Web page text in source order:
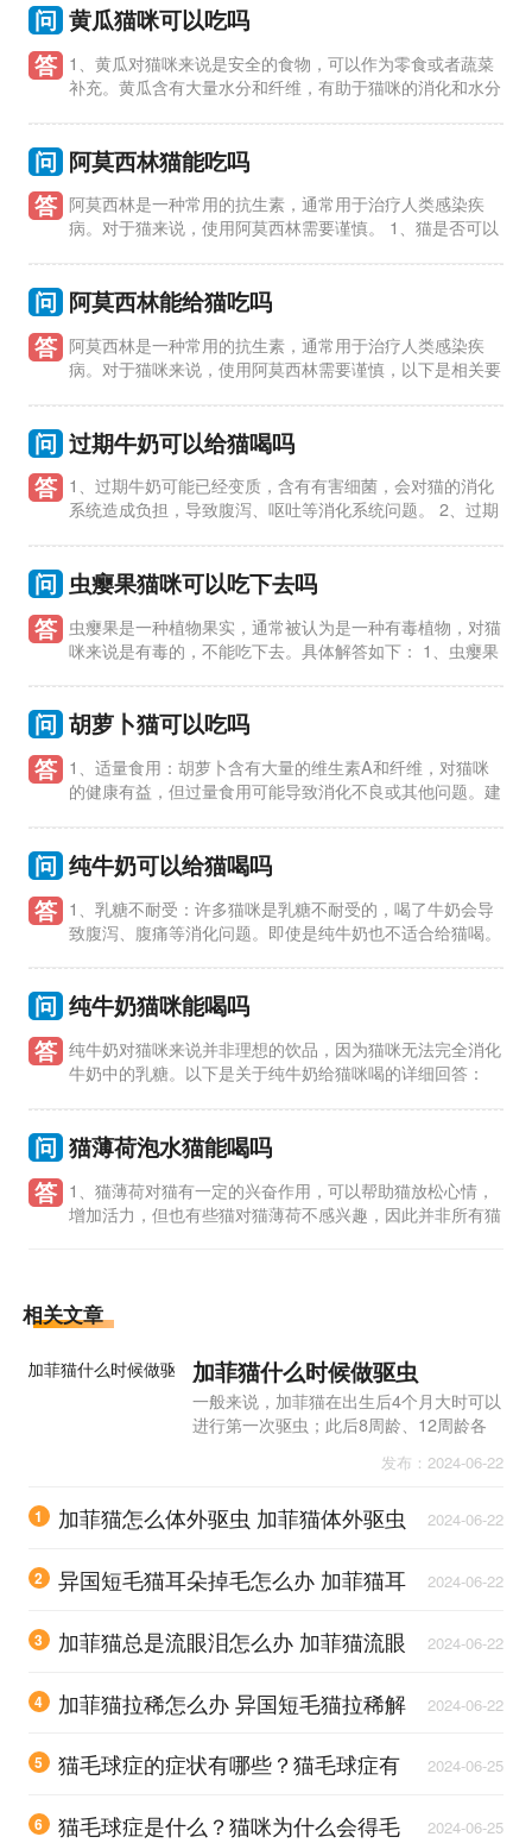
问 黄瓜猫咪可以吃吗
答 1、黄瓜对猫咪来说是安全的食物，可以作为零食或者蔬菜
补充。黄瓜含有大量水分和纤维，有助于猫咪的消化和水分
问 阿莫西林猫能吃吗
答 阿莫西林是一种常用的抗生素，通常用于治疗人类感染疾
病。对于猫来说，使用阿莫西林需要谨慎。 1、猫是否可以
问 阿莫西林能给猫吃吗
答 阿莫西林是一种常用的抗生素，通常用于治疗人类感染疾
病。对于猫咪来说，使用阿莫西林需要谨慎，以下是相关要
问 过期牛奶可以给猫喝吗
答 1、过期牛奶可能已经变质，含有有害细菌，会对猫的消化
系统造成负担，导致腹泻、呕吐等消化系统问题。 2、过期
问 虫瘿果猫咪可以吃下去吗
答 虫瘿果是一种植物果实，通常被认为是一种有毒植物，对猫
咪来说是有毒的，不能吃下去。具体解答如下： 1、虫瘿果
问 胡萝卜猫可以吃吗
答 1、适量食用：胡萝卜含有大量的维生素A和纤维，对猫咪
的健康有益，但过量食用可能导致消化不良或其他问题。建
问 纯牛奶可以给猫喝吗
答 1、乳糖不耐受：许多猫咪是乳糖不耐受的，喝了牛奶会导
致腹泻、腹痛等消化问题。即使是纯牛奶也不适合给猫喝。
问 纯牛奶猫咪能喝吗
答 纯牛奶对猫咪来说并非理想的饮品，因为猫咪无法完全消化
牛奶中的乳糖。以下是关于纯牛奶给猫咪喝的详细回答：
问 猫薄荷泡水猫能喝吗
答 1、猫薄荷对猫有一定的兴奋作用，可以帮助猫放松心情，
增加活力，但也有些猫对猫薄荷不感兴趣，因此并非所有猫
相关文章
加菲猫什么时候做驱虫
一般来说，加菲猫在出生后4个月大时可以
进行第一次驱虫；此后8周龄、12周龄各
虫一次；驱虫前要给猫咪检查身体，保证
发布：2024-06-22
1
加菲猫怎么体外驱虫 加菲猫体外驱虫
2024-06-22
2
异国短毛猫耳朵掉毛怎么办 加菲猫耳
2024-06-22
3
加菲猫总是流眼泪怎么办 加菲猫流眼
2024-06-22
4
加菲猫拉稀怎么办 异国短毛猫拉稀解
2024-06-22
5
猫毛球症的症状有哪些？猫毛球症有
2024-06-25
6
猫毛球症是什么？猫咪为什么会得毛
2024-06-25